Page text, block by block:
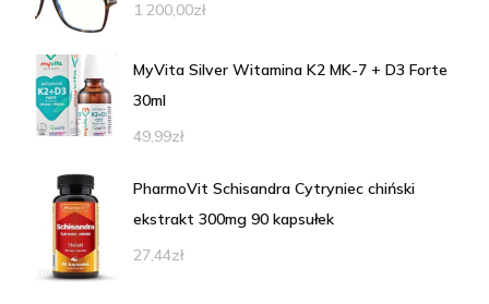
1 200,00zł
MyVita Silver Witamina K2 MK-7 + D3 Forte
30ml
49,99zł
PharmoVit Schisandra Cytryniec chiński
ekstrakt 300mg 90 kapsułek
27,44zł